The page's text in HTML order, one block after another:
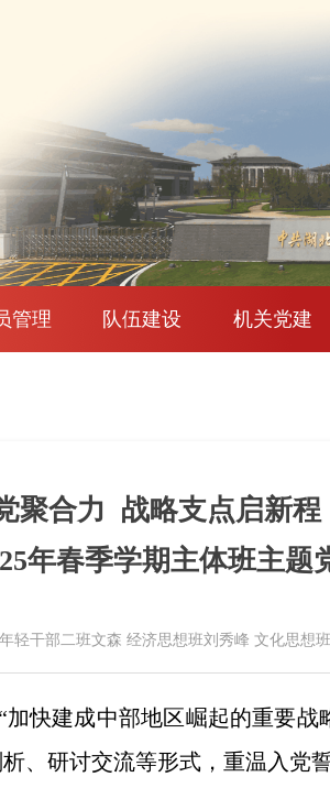
管理 队伍建设 机关党建
聚合力 战略支点启新程
年春季学期主体班主题
干部二班文森 经济思想班刘秀峰 文化思
快建成中部地区崛起的重要
、研讨交流等形式，重温入党